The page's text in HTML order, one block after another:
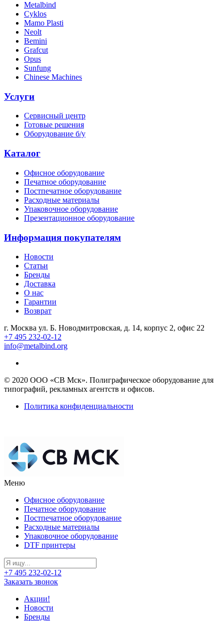
Metalbind
Cyklos
Mamo Plasti
Neolt
Bemini
Grafcut
Opus
Sunfung
Chinese Machines
Услуги
Сервисный центр
Готовые решения
Оборудование б/у
Каталог
Офисное оборудование
Печатное оборудование
Постпечатное оборудование
Расходные материалы
Упаковочное оборудование
Презентационное оборудование
Информация покупателям
Новости
Статьи
Бренды
Доставка
О нас
Гарантии
Возврат
г. Москва ул. Б. Новодмитровская, д. 14, корпус 2, офис 22
+7 495 232-02-12
info@metalbind.org
© 2020 ООО «СВ Мск». Полиграфическое оборудование для
типографий, рекламных агентств и офисов.
Политика конфиденциальности
Меню
Офисное оборудование
Печатное оборудование
Постпечатное оборудование
Расходные материалы
Упаковочное оборудование
DTF принтеры
+7 495 232-02-12
Заказать звонок
Акции!
Новости
Бренды